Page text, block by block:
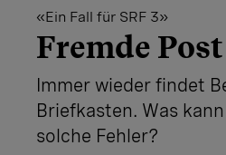
«Ein Fall für SRF 3»
Fremde
Immer wieder findet
Briefkasten. Was
solche Fehler?